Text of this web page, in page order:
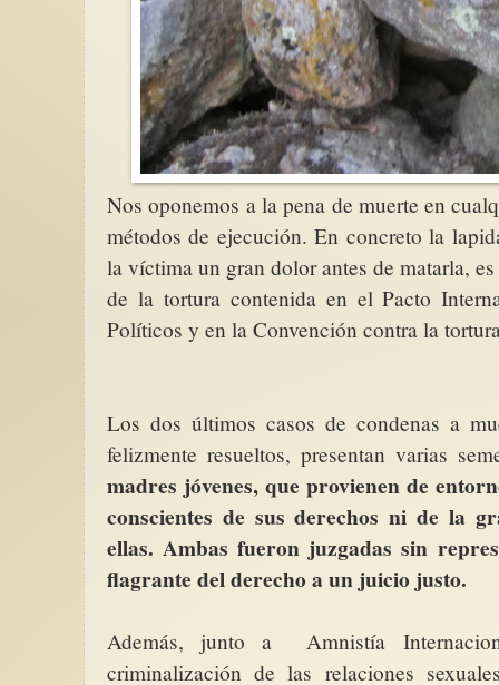
Nos oponemos a la pena de muerte en
métodos de ejecución. En concreto la
la víctima un gran dolor antes de matarla,
de la tortura contenida en el Pacto
Políticos y en la Convención contra la
Los dos últimos casos de condenas a
felizmente resueltos, presentan varias
madres jóvenes, que provienen de
conscientes de sus derechos ni de la
ellas. Ambas fueron juzgadas sin
flagrante del derecho a un juicio justo.
Además, junto a Amnistía
criminalización de las relaciones
Leyéndolas para
enfrentar la
(2)
en todas las
han sido asesinadas